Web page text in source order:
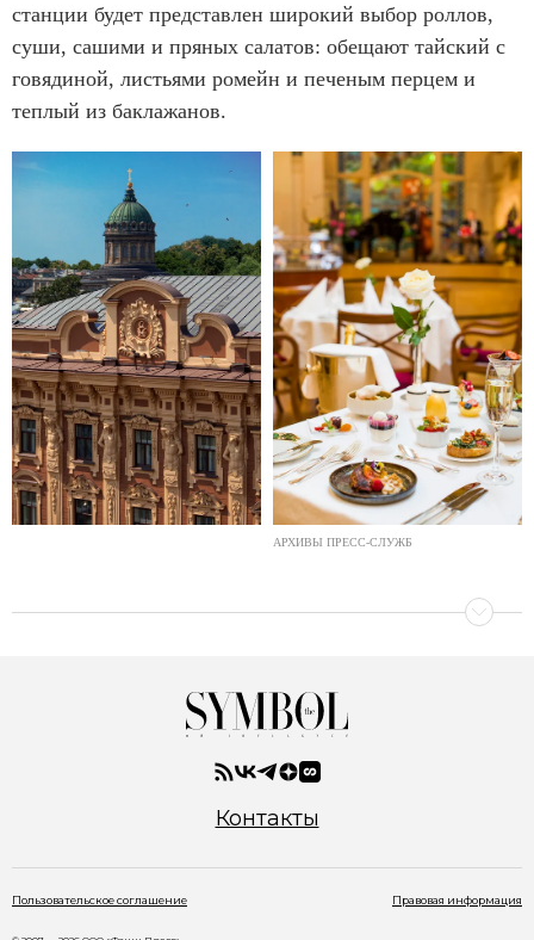
станции будет представлен широкий выбор роллов,
суши, сашими и пряных салатов: обещают тайский с
говядиной, листьями ромейн и печеным перцем и
теплый из баклажанов.
АРХИВЫ ПРЕСС-СЛУЖБ
Контакты
Пользовательское соглашение Правовая информация